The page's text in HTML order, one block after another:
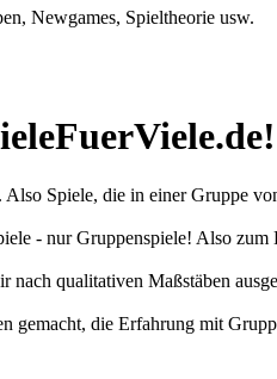
Newgames, Spieltheorie usw.
Spiele, die in einer Gruppe
- nur Gruppenspiele! Also
qualitativen Maßstäben
gemacht, die Erfahrung mit